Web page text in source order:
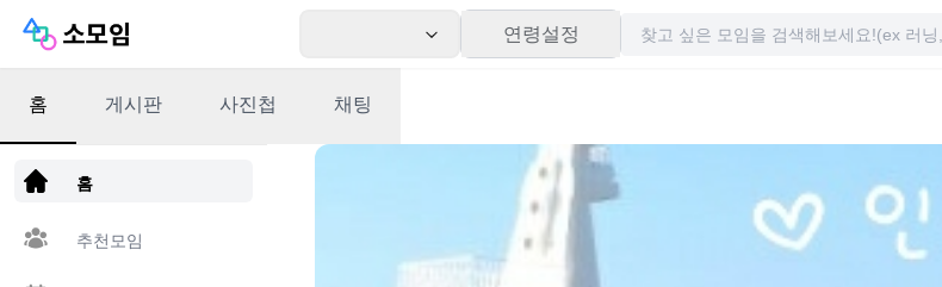
연령설정
앱 다운로드
홈
추천모임
홈 게시판 사진첩 채팅